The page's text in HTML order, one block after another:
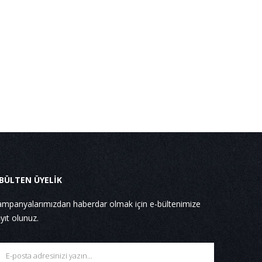
ÜYELİK
haberdar olmak için e-bültenimize
olunuz.